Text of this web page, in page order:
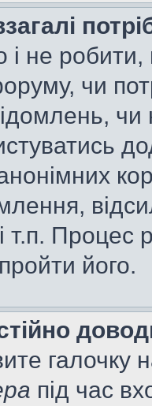
не робити,
чи
чи
т.п. Процес
його.
галочку
під час